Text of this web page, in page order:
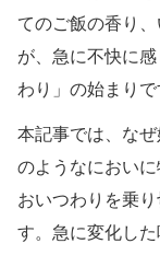
てのご飯の香り
が、急に不快に
わり」の始まりで
本記事では、な
のようなにおい
おいつわりを乗
す。急に変化し